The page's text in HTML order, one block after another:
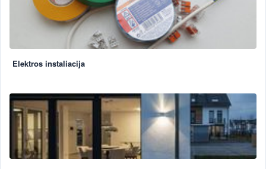
Elektros instaliacija